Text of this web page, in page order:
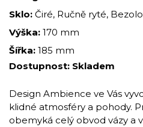
Sklo: Čiré, Ručně ryté,
Výška: 170 mm
Šířka: 185 mm
Dostupnost: Skladem
Design Ambience ve Vás
klidné atmosféry a pohody.
obemyká celý obvod vázy a